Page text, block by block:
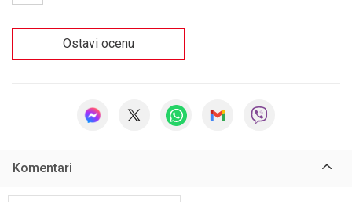
Ostavi ocenu
Komentari